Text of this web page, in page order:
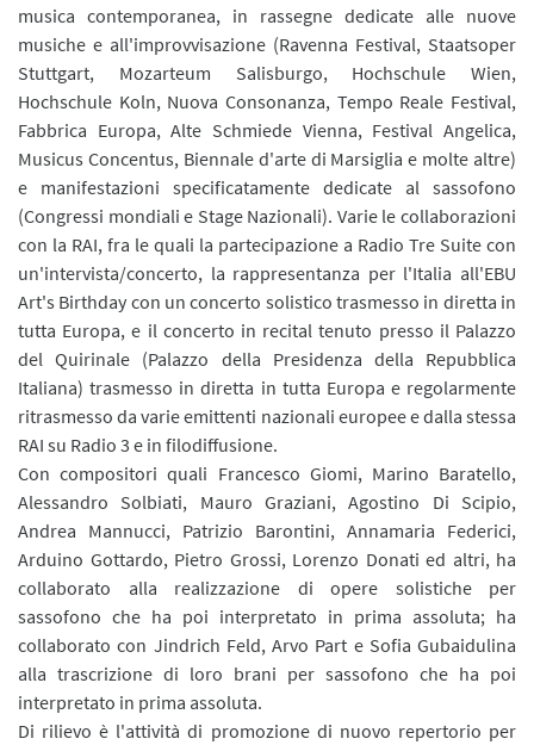
musica contemporanea, in rassegne dedicate alle nuove
musiche e all'improvvisazione (Ravenna Festival, Staatsoper
Stuttgart, Mozarteum Salisburgo, Hochschule Wien,
Hochschule Koln, Nuova Consonanza, Tempo Reale Festival,
Fabbrica Europa, Alte Schmiede Vienna, Festival Angelica,
Musicus Concentus, Biennale d'arte di Marsiglia e molte altre)
e manifestazioni specificatamente dedicate al sassofono
(Congressi mondiali e Stage Nazionali). Varie le collaborazioni
con la RAI, fra le quali la partecipazione a Radio Tre Suite con
un'intervista/concerto, la rappresentanza per l'Italia all'EBU
Art's Birthday con un concerto solistico trasmesso in diretta in
tutta Europa, e il concerto in recital tenuto presso il Palazzo
del Quirinale (Palazzo della Presidenza della Repubblica
Italiana) trasmesso in diretta in tutta Europa e regolarmente
ritrasmesso da varie emittenti nazionali europee e dalla stessa
RAI su Radio 3 e in filodiffusione.
Con compositori quali Francesco Giomi, Marino Baratello,
Alessandro Solbiati, Mauro Graziani, Agostino Di Scipio,
Andrea Mannucci, Patrizio Barontini, Annamaria Federici,
Arduino Gottardo, Pietro Grossi, Lorenzo Donati ed altri, ha
collaborato alla realizzazione di opere solistiche per
sassofono che ha poi interpretato in prima assoluta; ha
collaborato con Jindrich Feld, Arvo Part e Sofia Gubaidulina
alla trascrizione di loro brani per sassofono che ha poi
interpretato in prima assoluta.
Di rilievo è l'attività di promozione di nuovo repertorio per